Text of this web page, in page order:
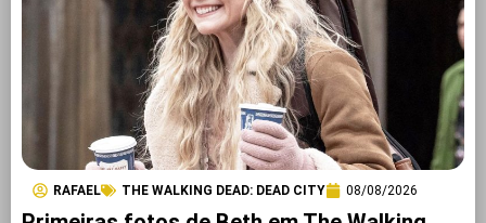
RAFAEL THE WALKING DEAD: DEAD CITY 08/08/2026